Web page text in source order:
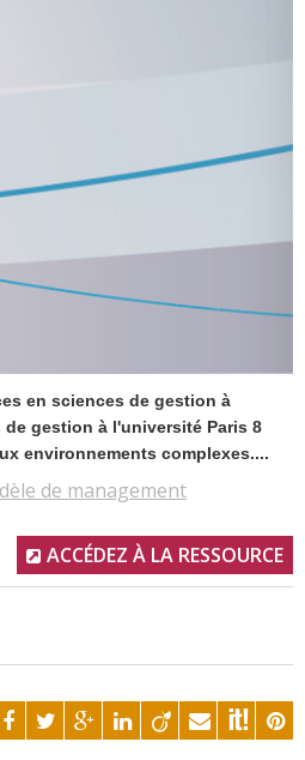
en sciences de gestion à
gestion à l'université Paris 8
environnements complexes....
de management
ACCÉDEZ À LA RESSOURCE